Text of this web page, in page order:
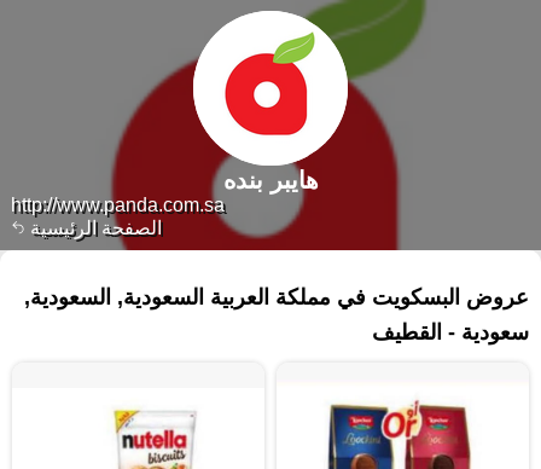
الصفحة الرئيسية
http://www.panda.com.sa
هايبر بنده
عروض البسكويت في مملكة العربية السعودية, السعودية,
سعودية - القطيف‎